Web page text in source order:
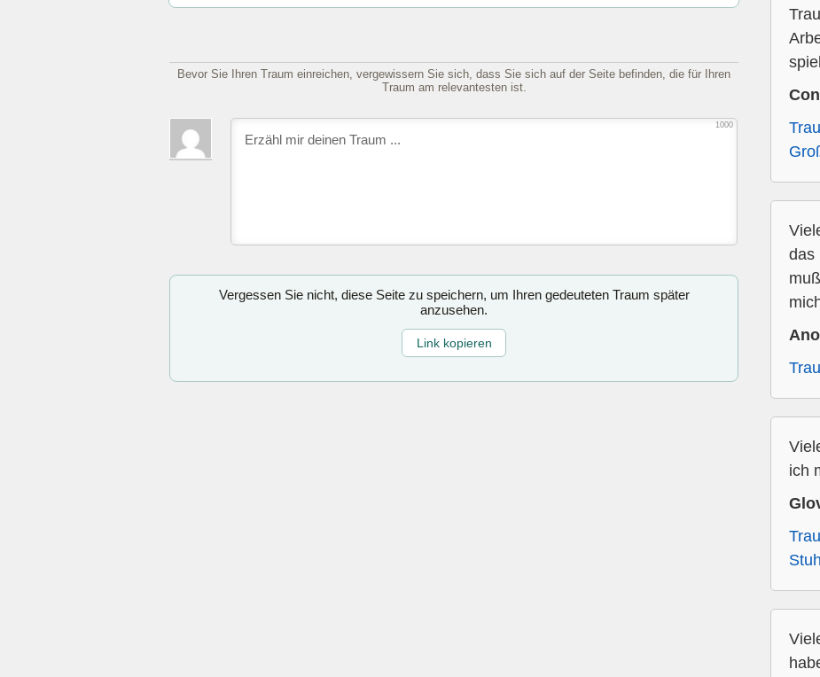
Bevor Sie Ihren Traum einreichen, vergewissern Sie sich, dass Sie sich auf der Seite befinden, die für Ihren
Traum am relevantesten ist.
1000
Vergessen Sie nicht, diese Seite zu speichern, um Ihren gedeuteten Traum später
anzusehen.
Link kopieren
das
ich